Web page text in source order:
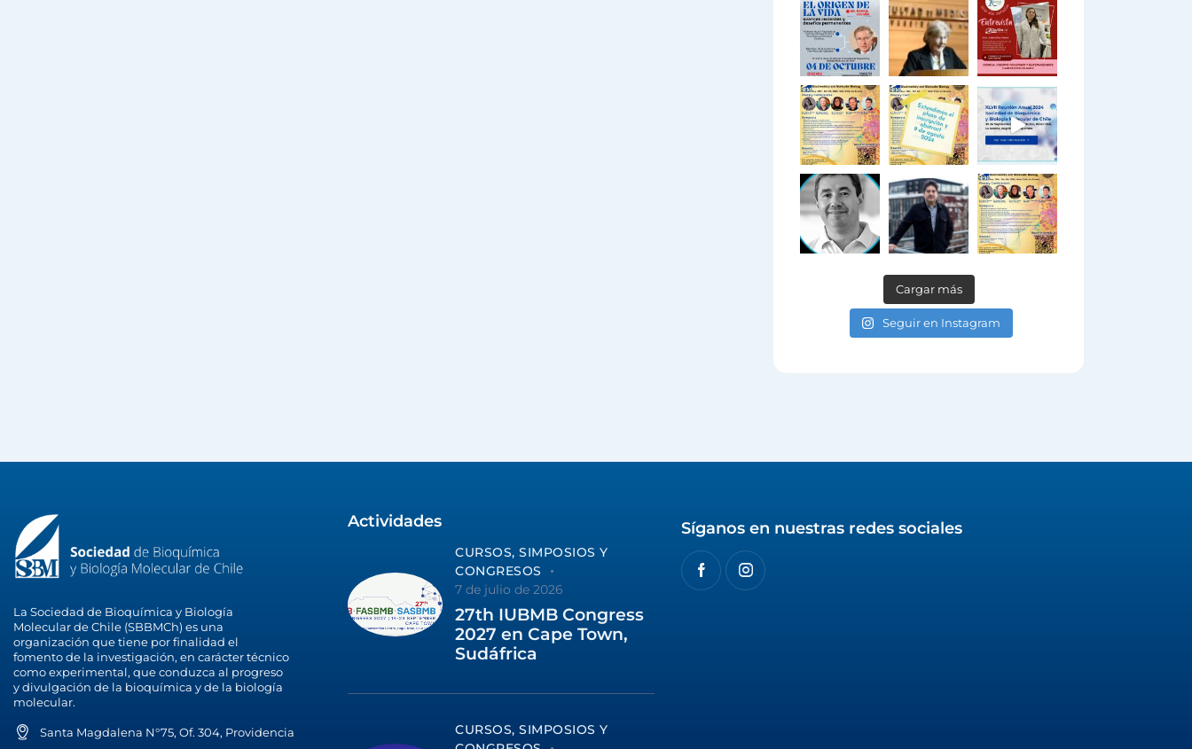
Cargar más
Seguir en Instagram
La Sociedad de Bioquímica y Biología
Molecular de Chile (SBBMCh) es una
organización que tiene por finalidad el
fomento de la investigación, en carácter técnico
como experimental, que conduzca al progreso
y divulgación de la bioquímica y de la biología
molecular.
Santa Magdalena N°75, Of. 304, Providencia
Actividades
CURSOS, SIMPOSIOS Y
CONGRESOS
7 de julio de 2026
27th IUBMB Congress
2027 en Cape Town,
Sudáfrica
CURSOS, SIMPOSIOS Y
Síganos en nuestras redes sociales